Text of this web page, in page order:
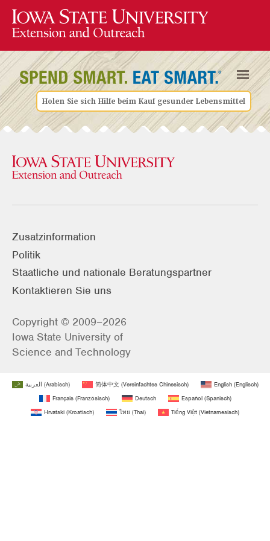
Holen Sie sich Hilfe beim Kauf gesunder Lebensmittel
Zusatzinformation
Politik
Staatliche und nationale Beratungspartner
Kontaktieren Sie uns
Copyright © 2009–2026
Iowa State University of
Science and Technology
العربية (Arabisch) 简体中文(Vereinfachtes Chinesisch) English(Englisch)
Français(Französisch) Deutsch Español(Spanisch)
Hrvatski (Kroatisch) ไทย (Thai) Tiếng Việt (Vietnamesisch)